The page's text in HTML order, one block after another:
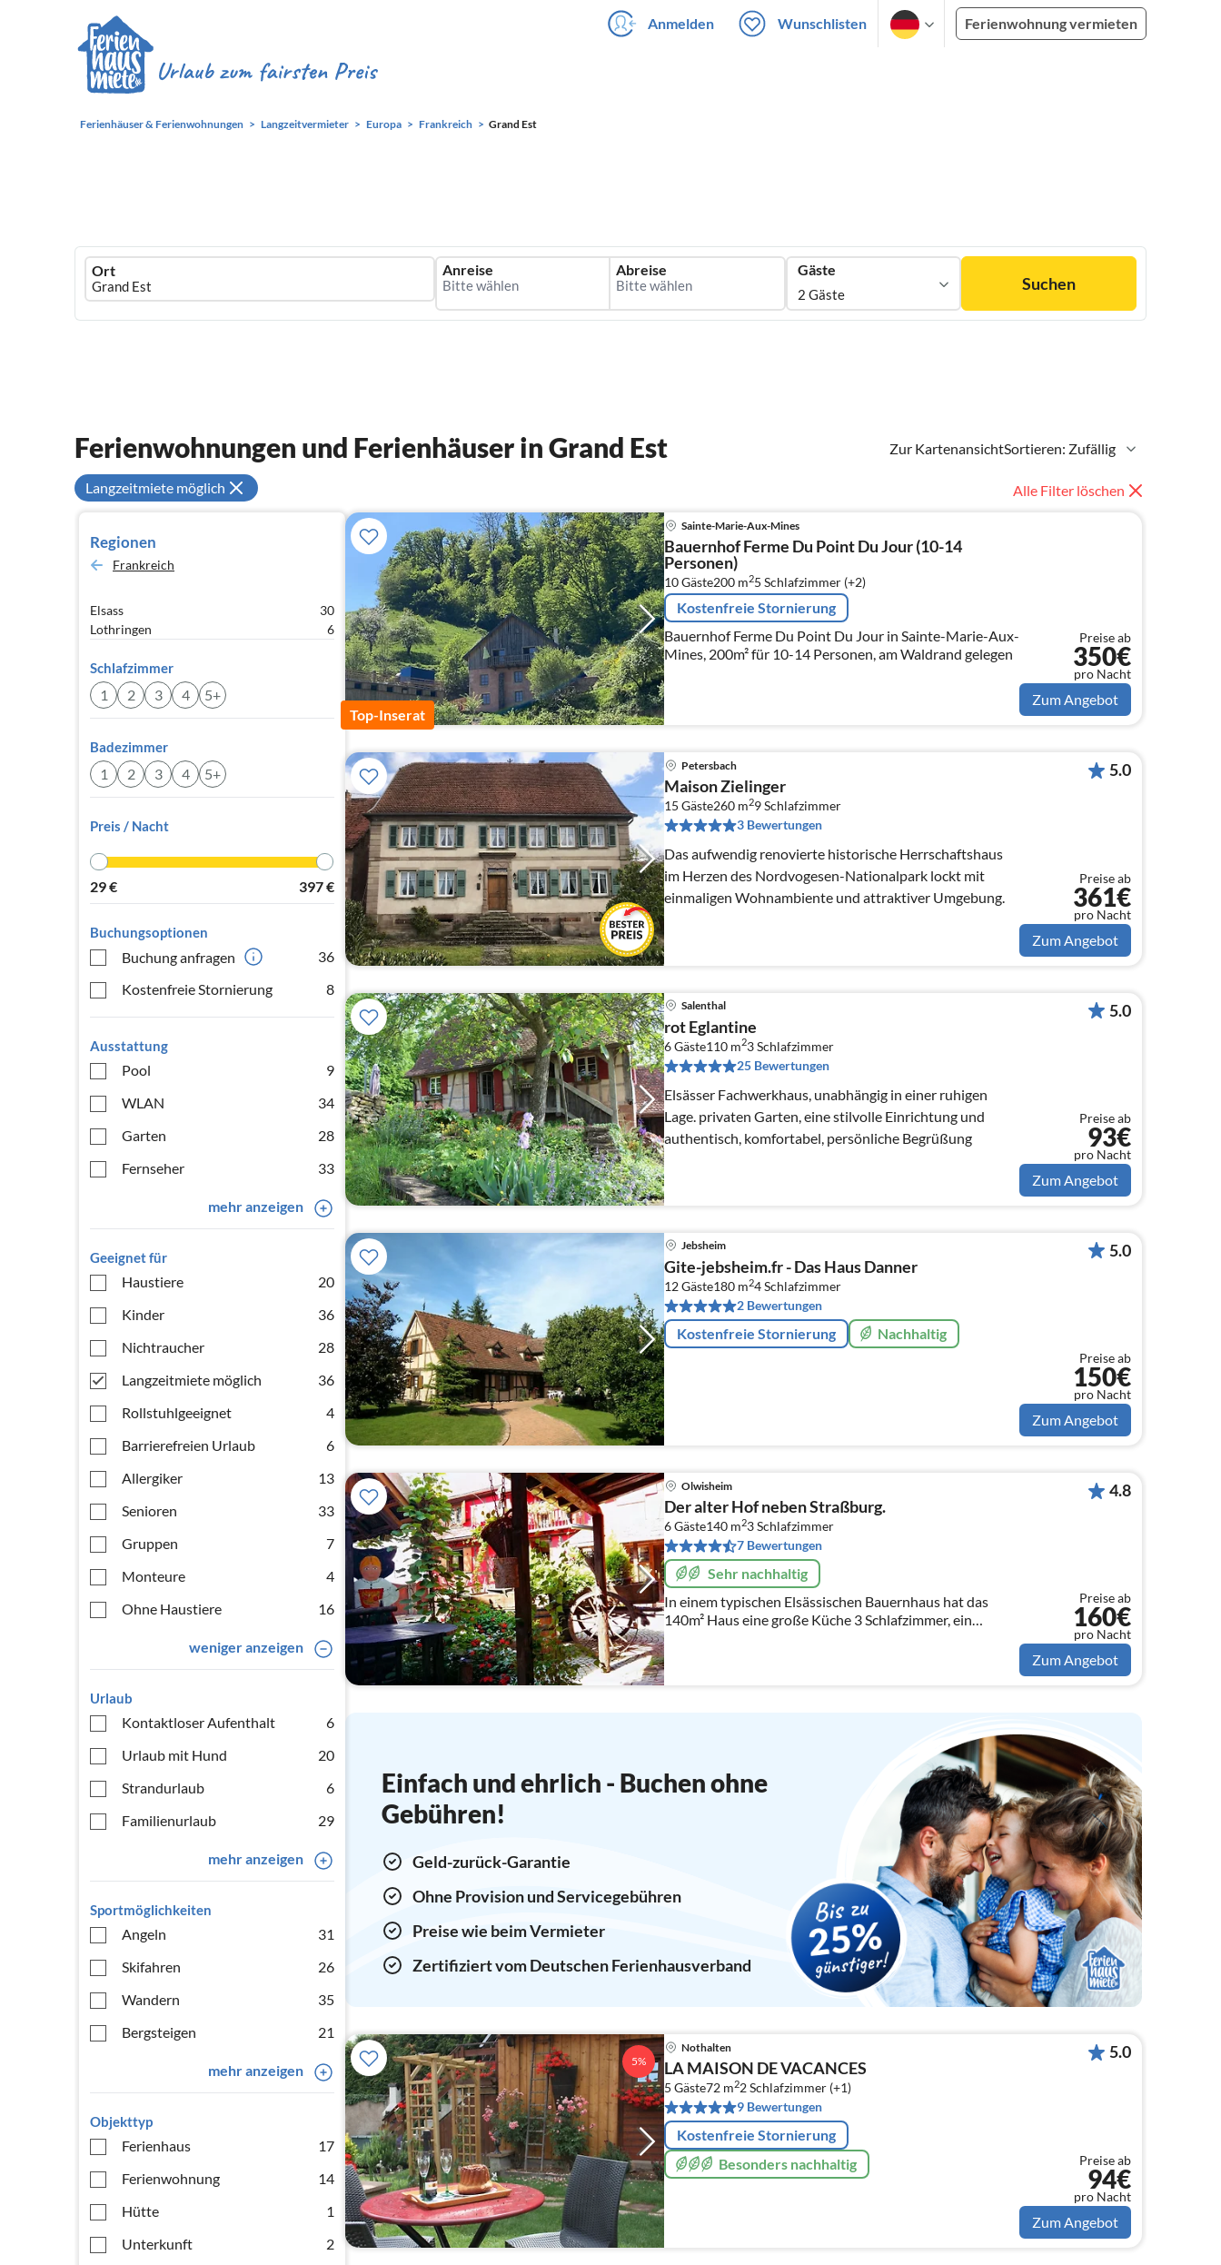
Anmelden Wunschlisten Ferienwohnung vermieten
Ferienhäuser & Ferienwohnungen Langzeitvermieter Europa Frankreich Grand Est
Ferienhausmiete
logo
Ort Anreise Abreise Gäste
2 Gäste
Suchen
Zur KartenansichtSortieren: Zufällig
Ferienwohnungen und Ferienhäuser in Grand Est
Langzeitmiete möglich Alle Filter löschen
Regionen
Frankreich
Elsass
30
Lothringen
6
Schlafzimmer
1 2 3 4 5+
Badezimmer
1 2 3 4 5+
Preis / Nacht
29€ 397€
Buchungsoptionen
Buchung anfragen
36
Kostenfreie Stornierung
8
Ausstattung
Pool
9
WLAN
34
Garten
28
Fernseher
33
mehr anzeigen
Geeignet für
Haustiere
20
Kinder
36
Nichtraucher
28
Langzeitmiete möglich
36
Rollstuhlgeeignet
4
Barrierefreien Urlaub
6
Allergiker
13
Senioren
33
Gruppen
7
Monteure
4
Ohne Haustiere
16
weniger anzeigen
Urlaub
Kontaktloser Aufenthalt
6
Urlaub mit Hund
20
Strandurlaub
6
Familienurlaub
29
mehr anzeigen
Sportmöglichkeiten
Angeln
31
Skifahren
26
Wandern
35
Bergsteigen
21
mehr anzeigen
Objekttyp
Ferienhaus
17
Ferienwohnung
14
Hütte
1
Unterkunft
2
Top-Inserat
Sainte-Marie-Aux-Mines
Bauernhof Ferme Du Point Du Jour (10-14
Personen)
10 Gäste200 m25 Schlafzimmer (+2)
Kostenfreie Stornierung
Bauernhof Ferme Du Point Du Jour in Sainte-Marie-Aux-
Mines, 200m² für 10-14 Personen, am Waldrand gelegen
Preise ab
350€
pro Nacht
Zum Angebot
Petersbach
Maison Zielinger
15 Gäste260 m29Schlafzimmer
3 Bewertungen
Das aufwendig renovierte historische Herrschaftshaus
im Herzen des Nordvogesen-Nationalpark lockt mit
einmaligen Wohnambiente und attraktiver Umgebung.
5.0
Preise ab
361€
pro Nacht
Zum Angebot
Salenthal
rot Eglantine
6 Gäste110 m23Schlafzimmer
25 Bewertungen
Elsässer Fachwerkhaus, unabhängig in einer ruhigen
Lage. privaten Garten, eine stilvolle Einrichtung und
authentisch, komfortabel, persönliche Begrüßung
5.0
Preise ab
93€
pro Nacht
Zum Angebot
Jebsheim
Gite-jebsheim.fr - Das Haus Danner
12 Gäste180 m24Schlafzimmer
2 Bewertungen
Kostenfreie Stornierung Nachhaltig
5.0
Preise ab
150€
pro Nacht
Zum Angebot
Olwisheim
Der alter Hof neben Straßburg.
6 Gäste140 m23Schlafzimmer
7 Bewertungen
Sehr nachhaltig
In einem typischen Elsässischen Bauernhaus hat das
140m² Haus eine große Küche 3 Schlafzimmer, ein
Mezzanin, ein großer Lebensraum uber 50 m², ein
Badezimmer und 2 Toiletten.
4.8
Preise ab
160€
pro Nacht
Zum Angebot
Einfach und ehrlich - Buchen ohne
Gebühren!
Geld-zurück-Garantie
Ohne Provision und Servicegebühren
Preise wie beim Vermieter
Zertifiziert vom Deutschen Ferienhausverband
5%
Nothalten
LA MAISON DE VACANCES
5 Gäste72 m22Schlafzimmer (+1)
9 Bewertungen
Kostenfreie Stornierung
Besonders nachhaltig
5.0
Preise ab
94€
pro Nacht
Zum Angebot